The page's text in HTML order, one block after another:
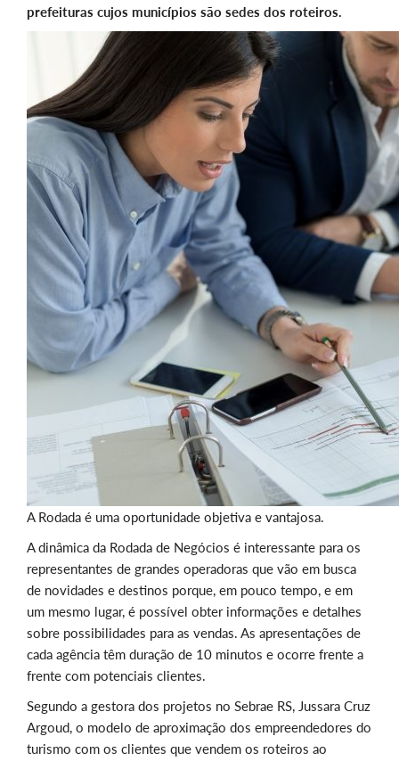
prefeituras cujos municípios são sedes dos roteiros.
A Rodada é uma oportunidade objetiva e vantajosa.
A dinâmica da Rodada de Negócios é interessante para os
representantes de grandes operadoras que vão em busca
de novidades e destinos porque, em pouco tempo, e em
um mesmo lugar, é possível obter informações e detalhes
sobre possibilidades para as vendas. As apresentações de
cada agência têm duração de 10 minutos e ocorre frente a
frente com potenciais clientes.
Segundo a gestora dos projetos no Sebrae RS, Jussara Cruz
Argoud, o modelo de aproximação dos empreendedores do
turismo com os clientes que vendem os roteiros ao